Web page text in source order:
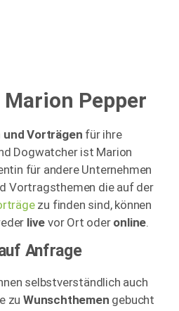
Pepper
und Vorträgen für ihre
Dogwatcher ist Marion
für andere Unternehmen
Vortragsthemen die auf der
zu finden sind, können
live vor Ort oder online.
Anfrage
selbstverständlich auch
zuWunschthemen gebucht